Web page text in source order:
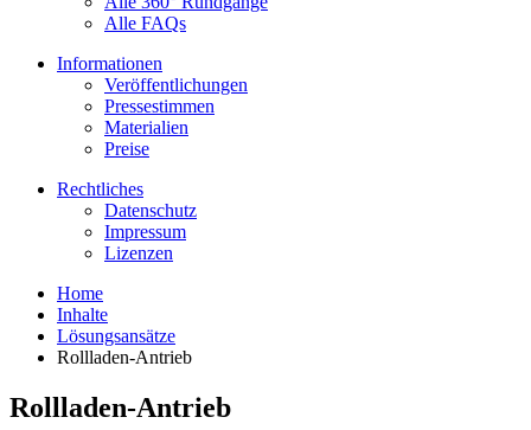
Alle FAQs
Informationen
Veröffentlichungen
Pressestimmen
Materialien
Preise
Rechtliches
Datenschutz
Impressum
Lizenzen
Home
Inhalte
Lösungsansätze
Rollladen-Antrieb
Rollladen-Antrieb